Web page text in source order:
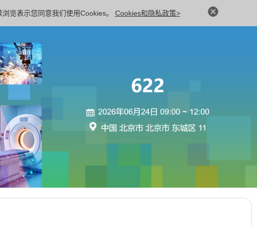
览表示您同意我们使用Cookies。 Cookies和隐私政策>